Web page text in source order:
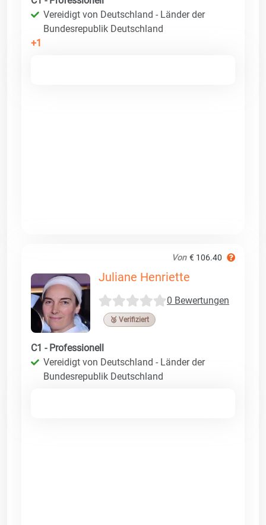
Vereidigt von Deutschland - Länder der
Bundesrepublik Deutschland
+1
Von € 106.40
Juliane Henriette
0 Bewertungen
🥉 Verifiziert
C1 - Professionell
Vereidigt von Deutschland - Länder der
Bundesrepublik Deutschland